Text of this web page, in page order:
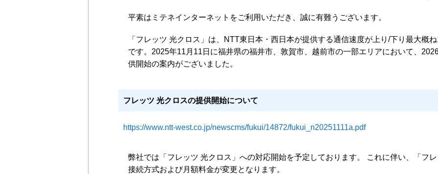
平素はミテネインターネットをご利用いただき、誠に有難うございます。
「フレッツ 光クロス」は、NTT東日本・西日本が提供する通信速度が上り/下り最大概
です。2025年11月11日に福井県の福井市、敦賀市、越前市の一部エリアにおいて、
供開始の案内がございました。
フレッツ 光クロスの提供開始について
https://www.ntt-west.co.jp/newscms/fukui/14872/fukui_n20251111a.pdf
弊社では「フレッツ 光クロス」への対応開始を予定しております。 これに伴い、「フ
接続方式および月額料金が変更となります。